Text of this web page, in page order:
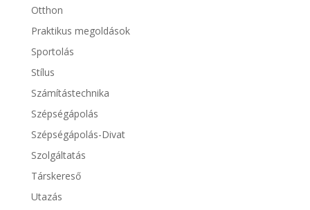
Otthon
Praktikus megoldások
Sportolás
Stílus
Számítástechnika
Szépségápolás
Szépségápolás-Divat
Szolgáltatás
Társkereső
Utazás